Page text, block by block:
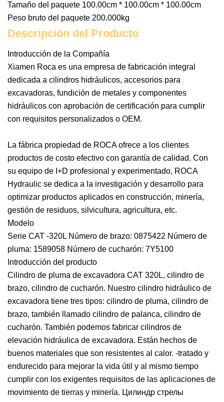
Tamaño del paquete 100.00cm * 100.00cm * 100.00cm
Peso bruto del paquete 200.000kg
Descripción del Producto
Introducción de la Compañía
Xiamen Roca es una empresa de fabricación integral
dedicada a cilindros hidráulicos, accesorios para
excavadoras, fundición de metales y componentes
hidráulicos con aprobación de certificación para cumplir
con requisitos personalizados o OEM.
La fábrica propiedad de ROCA ofrece a los clientes
productos de costo efectivo con garantía de calidad. Con
su equipo de I+D profesional y experimentado, ROCA
Hydraulic se dedica a la investigación y desarrollo para
optimizar productos aplicados en construcción, minería,
gestión de residuos, silvicultura, agricultura, etc.
Modelo
Serie CAT -320L Número de brazo: 0875422 Número de
pluma: 1589058 Número de cucharón: 7Y5100
Introducción del producto
Cilindro de pluma de excavadora CAT 320L, cilindro de
brazo, cilindro de cucharón. Nuestro cilindro hidráulico de
excavadora tiene tres tipos: cilindro de pluma, cilindro de
brazo, también llamado cilindro de palanca, cilindro de
cucharón. También podemos fabricar cilindros de
elevación hidráulica de excavadora. Están hechos de
buenos materiales que son resistentes al calor. -tratado y
endurecido para mejorar la vida útil y al mismo tiempo
cumplir con los exigentes requisitos de las aplicaciones de
movimiento de tierras y minería. Цилиндр стрелы